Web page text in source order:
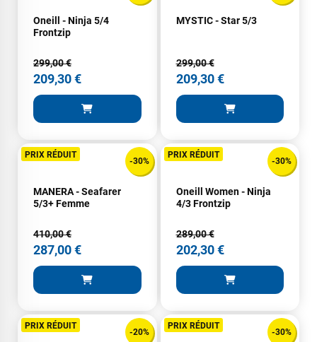
Oneill - Ninja 5/4
Frontzip
299,00 €
209,30 €
MYSTIC - Star 5/3
299,00 €
209,30 €
PRIX RÉDUIT
-30%
MANERA - Seafarer
5/3+ Femme
410,00 €
287,00 €
PRIX RÉDUIT
-30%
Oneill Women - Ninja
4/3 Frontzip
289,00 €
202,30 €
PRIX RÉDUIT
-20%
PRIX RÉDUIT
-30%
Excellent conseil excellent prix et en plus super sympas. Merci
encore pour cette severne dyno !
Maronui RICHMOND
il y a 3 mois
J'ai acheté une voile d'occasion depuis Tahiti. Super service.
L'envoi a été rapide. La voile est arrivée en super état.
Mauruuru roa.
VOIR TOUS LES AVIS
LAISSER UN AVIS